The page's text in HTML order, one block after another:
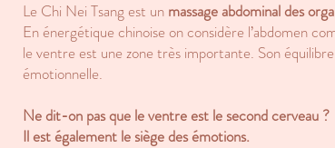
Le Chi Nei Tsang est un massage abdominal des
Enénergétique chinoise on considère l’abdomen
le ventre est une zone très importante. Son
émotionnelle.
Ne dit-on pas que le ventre est le second cerveau ?
Il est également le siège des émotions.